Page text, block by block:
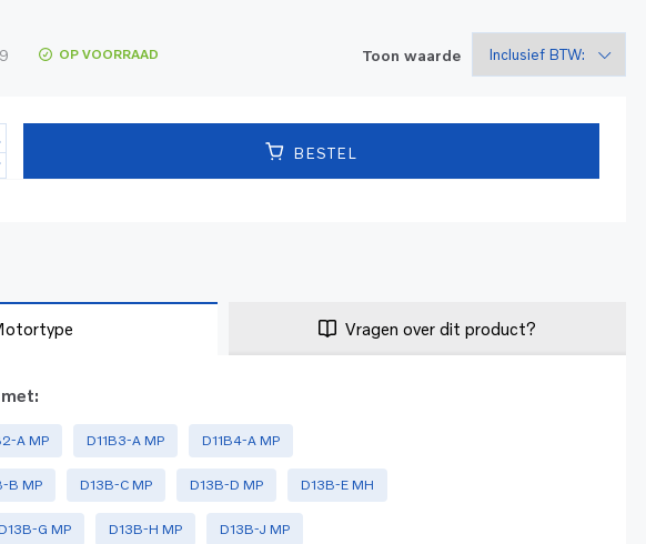
OP VOORRAAD Toon waarde
BESTEL
Vragen over dit product?
A MP D11B3-A MP D11B4-A MP
B MP D13B-C MP D13B-D MP D13B-E MH
D13B-G MP D13B-H MP D13B-J MP